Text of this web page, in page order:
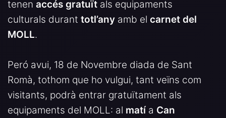
tenen accés gratuït als equipaments
culturals durant totl’any amb el carnet del
MOLL.
Peró avui, 18 de Novembre diada de Sant
Romà, tothom que ho vulgui, tant veïns com
visitants, podrà entrar gratuïtament als
equipaments del MOLL: al matía Can